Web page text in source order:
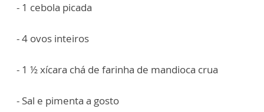
- 1 cebola picada
- 4 ovos inteiros
- 1 ½ xícara chá de farinha de mandioca crua
- Sal e pimenta a gosto